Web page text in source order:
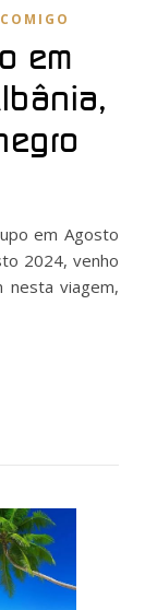
em
2024, venho
nesta viagem,